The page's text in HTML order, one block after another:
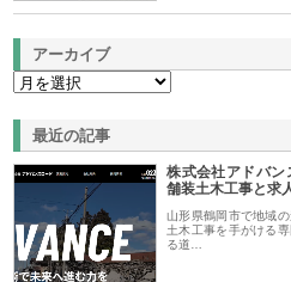
アーカイブ
最近の記事
株式会社アドバン
舗装土木工事と求
山形県鶴岡市で地域
土木工事を手がける
る道…